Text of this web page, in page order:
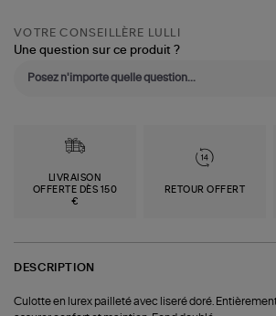
VOTRE CONSEILLÈRE LULLI
Une question sur ce produit ?
LIVRAISON
OFFERTE DÈS 150
€
RETOUR OFFERT
DESCRIPTION
Culotte en lurex pailleté avec liseré doré.